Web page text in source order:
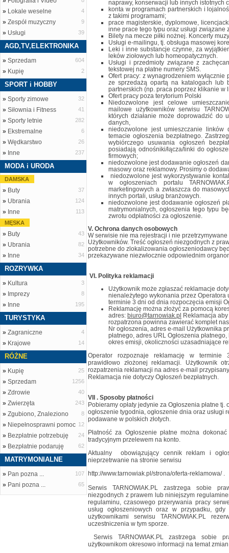
» Lokale weselne 4
» Zespół muzyczny 9
» Usługi 39
AGD,TV,ELEKTRONIKA
» Sprzedam 604
» Kupię 2
SPORT i HOBBY
» Sporty zimowe 32
» Siłownia i Fitness 41
» Sporty letnie 282
» Ekstremalne 6
» Wędkarstwo 26
» Inne 237
MODA i URODA
DAMSKA
» Buty 37
» Ubrania 124
» Inne
113
MĘSKA
» Buty 43
» Ubrania 82
» Inne 34
ROZRYWKA
» Kultura 3
» Imprezy 8
» Inne 195
TURYSTYKA
» Zagraniczne 4
» Krajowe 14
RÓŻNE
» Kupię 25
» Sprzedam 1256
» Zdrowie 40
» Zwierzęta 243
» Zgubiono, Znaleziono 8
» Niepełnosprawni pomoc 12
» Bezpłatnie potrzebuję 24
» Bezpłatnie podaruję 62
MATRYMONIALNE
» Pan pozna ... 107
» Pani pozna ... 65
naprawy, konserwacji lub innych istotnych
konta w programach partnerskich i
z takimi programami;
prace magisterskie, dyplomowe,
inne prace tego typu oraz usługi związane
Bilety na mecze piłki nożnej. Koncerty
Usługi e-mailingu, tj. obsługa masowej
Leki i inne substancje czynne, za
leków ziołowych lub homeopatycznych.
Usługi i przedmioty związane z
tekstowej na płatne numery SMS.
Ofert pracy: z wynagrodzeniem wyłącznie
ze sprzedażą opartą na katalogach lub
partnerskich (np. praca poprzez klikanie w
Ofert pracy poza terytorium Polski
Niedozwolone jest celowe
mailowe użytkowników serwisu
których działanie może doprowadzić do
danych,
niedozwolone jest umieszczanie linków
temacie ogłoszenia bezpłatnego.
wybiórczego usuwania ogłoszeń
posiadają odnośniki/łącza/linki do
firmowych;
niedozwolone jest dodawanie ogłoszeń
masowy oraz reklamowy. Prosimy o
niedozwolone jest wykorzystywanie
w ogłoszeniach portalu
marketingowych a zwłaszcza do
innych portali, usług branżowych.
niedozwolone jest dodawanie ogłoszeń
matrymonialnych, ogłoszenia tego typu
zwrotu odpłatności za ogłoszenie.
V. Ochrona danych osobowych
W serwisie nie ma rejestracji i nie
Użytkowników. Treść ogłoszeń niezgodnych z
potrzebne do zlokalizowania ogłoszeniodawcy
przekazywane niezwłocznie odpowiednim
VI. Polityka reklamacji
Użytkownik może zgłaszać reklamacje
nienależytego wykonania przez Operatora
terminie 3 dni od dnia rozpoczęcia emisji
Reklamację można złożyć za pomocą
adres: biuro@tarnowiak.pl Reklamacja
rozpatrzona powinna zawierać komplet
Nr ogłoszenia, adres e-mail Użytkownika
płatnego, adres URL Ogłoszenia
okres emisji, okoliczności uzasadniające
Operator rozpoznaje reklamację w
prawidłowo złożonej reklamacji. Użytkownik
rozpatrzenia reklamacji na adres e-mail
Reklamacja nie dotyczy Ogłoszeń bezpłatnych.
VII . Sposoby płatności
Pobieramy opłaty jedynie za Ogłoszenia płatne tj.
ogłoszenie tygodnia, ogłoszenie dnia oraz usługi
podawane w polskich złotych.
Płatność za Ogłoszenie płatne można
tradycyjnym przelewem na konto.
Aktualny obowiązujący cennik reklam i
nieprzetrwanie na stronie serwisu
http://www.tarnowiak.pl/strona/oferta-reklamowa/ .
Serwis TARNOWIAK.PL zastrzega sobie
niezgodnych z prawem lub niniejszym
regulaminu, czasowego przerywania pracy
usług ogłoszeniowych oraz w przypadku,
użytkownikami serwisu TARNOWIAK.PL
uczestniczenia w tym sporze.
Serwis TARNOWIAK.PL zastrzega sobie
użytkownikom okresowo informacji na temat